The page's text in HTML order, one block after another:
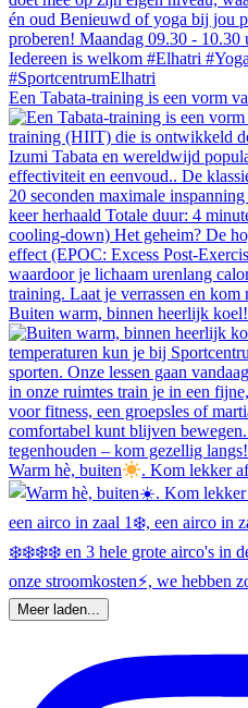
Een Tabata-training is een vorm
Buiten warm, binnen heerlijk
Warm hè, buiten . Kom lekker
Meer laden...